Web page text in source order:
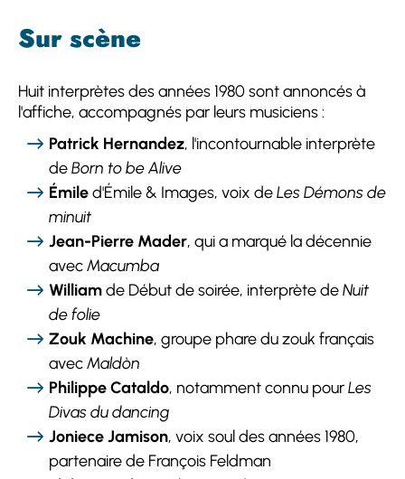
Sur scène
Huit interprètes des années 1980 sont annoncés à
l'affiche, accompagnés par leurs musiciens :
Patrick Hernandez, l'incontournable interprète
deBorn to be Alive
Émiled'Émile & Images, voix deLes Démons de
minuit
Jean-Pierre Mader, qui a marqué la décennie
avecMacumba
Williamde Début de soirée, interprète deNuit
de folie
Zouk Machine, groupe phare du zouk français
avecMaldòn
Philippe Cataldo, notamment connu pourLes
Divas du dancing
Joniece Jamison, voix soul des années 1980,
partenaire de François Feldman